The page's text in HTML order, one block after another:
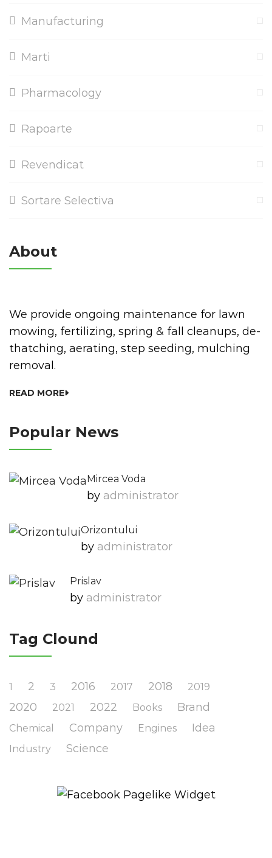
Manufacturing
Marti
Pharmacology
Rapoarte
Revendicat
Sortare Selectiva
About
We provide ongoing maintenance for lawn
mowing, fertilizing, spring & fall cleanups, de-
thatching, aerating, step seeding, mulching
removal.
READ MORE
Popular News
Mircea Voda
by Administrator
Orizontului
by Administrator
Prislav
by Administrator
Tag Clound
1 2 3 2016 2017 2018 2019
2020 2021 2022 Books Brand
Chemical Company Engines Idea
Industry Science